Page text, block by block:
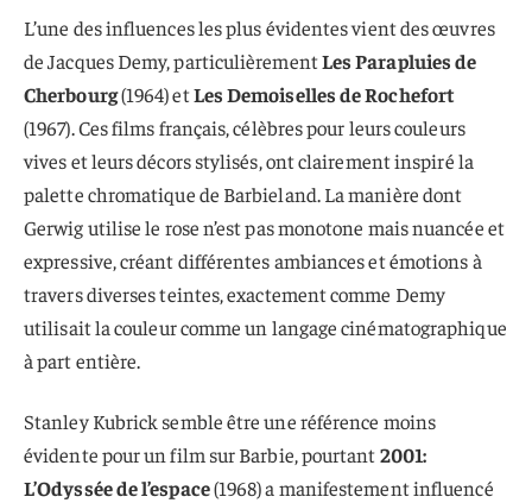
L’une des influences les plus évidentes vient des œuvres
de Jacques Demy, particulièrementLes Parapluies de
Cherbourg(1964) etLes Demoiselles de Rochefort
(1967). Ces films français, célèbres pour leurs couleurs
vives et leurs décors stylisés, ont clairement inspiré la
palette chromatique de Barbieland. La manière dont
Gerwig utilise le rose n’est pas monotone mais nuancée et
expressive, créant différentes ambiances et émotions à
travers diverses teintes, exactement comme Demy
utilisait la couleur comme un langage cinématographique
à part entière.
Stanley Kubrick semble être une référence moins
évidente pour un film sur Barbie, pourtant2001:
L’Odyssée de l’espace(1968) a manifestement influencé